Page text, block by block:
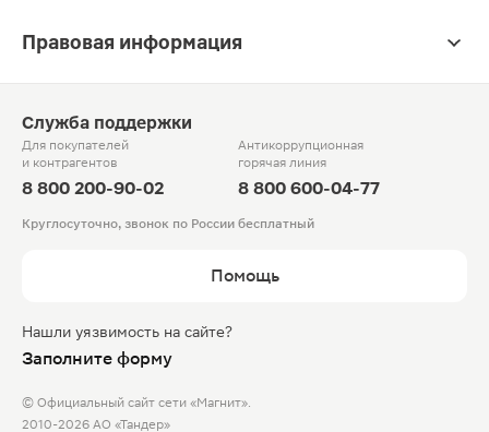
Правовая информация
Служба поддержки
Для покупателей
и контрагентов
8 800 200-90-02
Антикоррупционная
горячая линия
8 800 600-04-77
Круглосуточно, звонок по России бесплатный
Помощь
Нашли уязвимость на сайте?
Заполните форму
© Официальный сайт сети «Магнит».
2010-2026 АО «Тандер»